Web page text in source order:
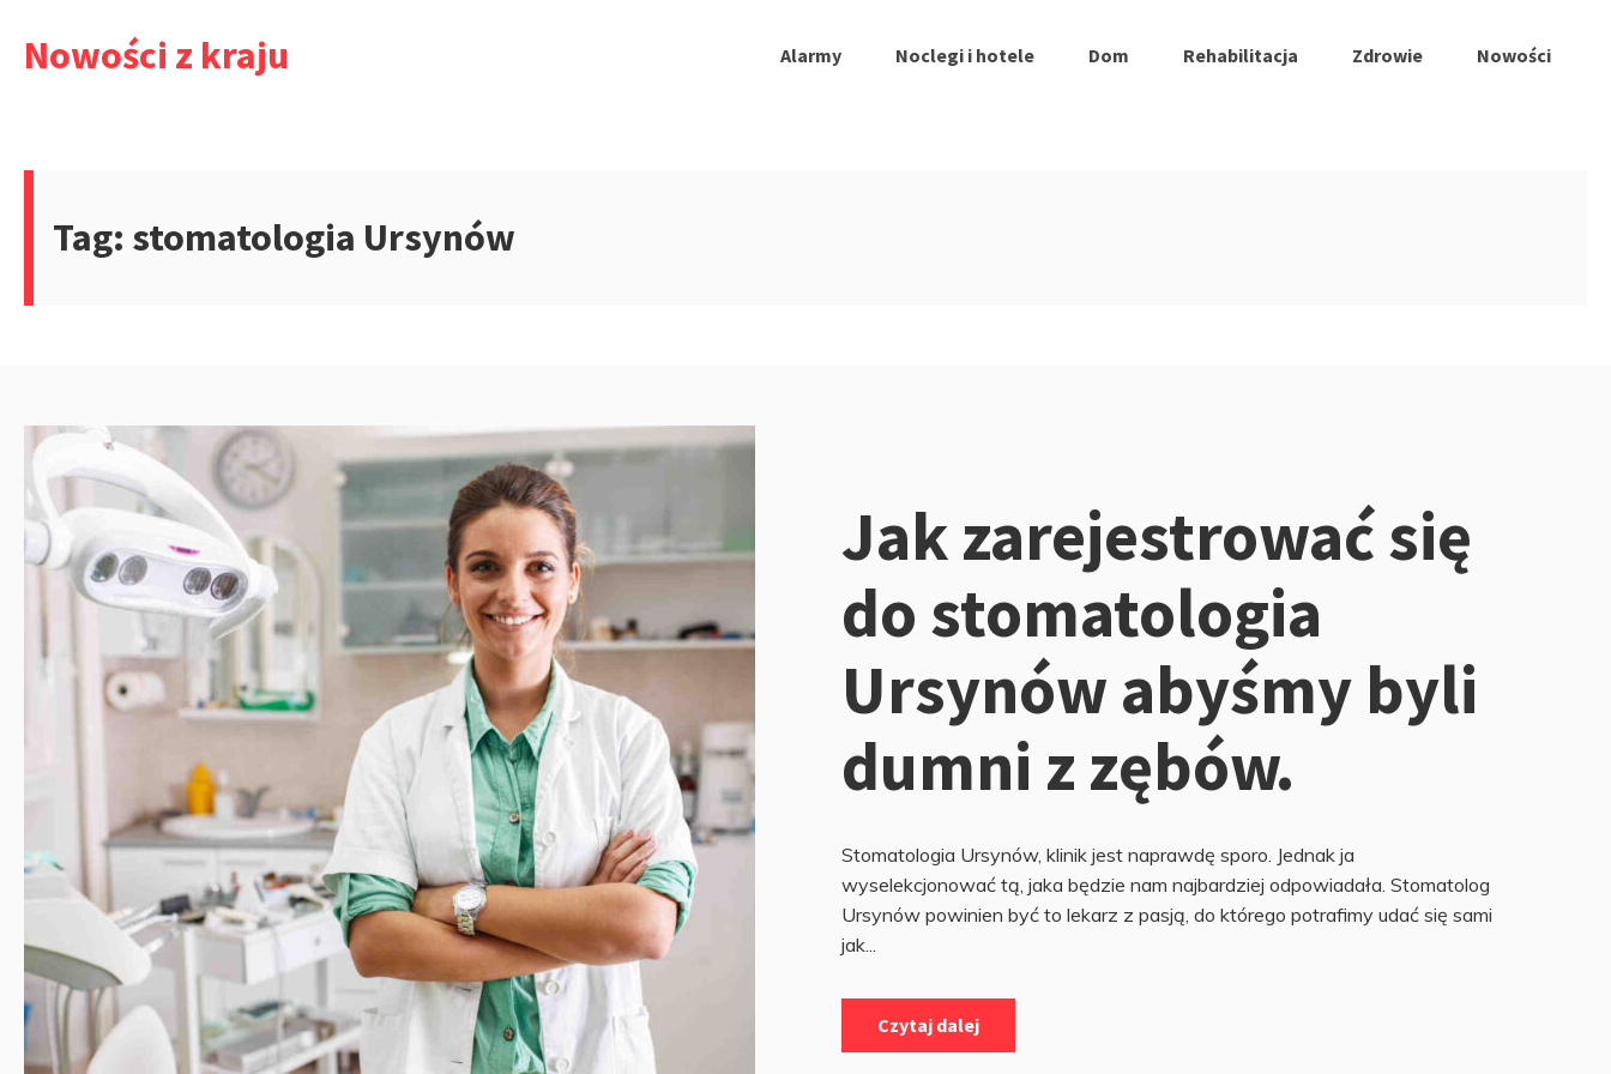
Nowości z kraju Alarmy Noclegi i hotele Dom Rehabilitacja Zdrowie Nowości
Tag: stomatologia Ursynów
Jak zarejestrować się
do stomatologia
Ursynów abyśmy byli
dumni z zębów.
Stomatologia Ursynów, klinik jest naprawdę sporo. Jednak ja
wyselekcjonować tą, jaka będzie nam najbardziej odpowiadała. Stomatolog
Ursynów powinien być to lekarz z pasją, do którego potrafimy udać się sami
jak...
Czytaj dalej